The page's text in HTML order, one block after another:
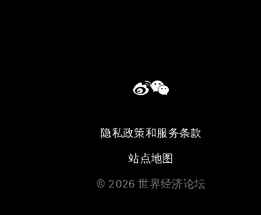
隐私政策和服务条款
站点地图
© 2026 世界经济论坛